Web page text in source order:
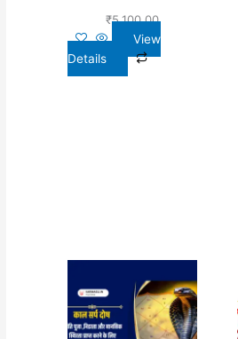
₹5,100.00
View
Details